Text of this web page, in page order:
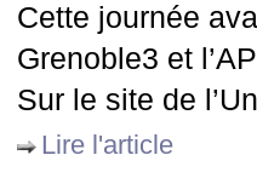
Cette journée
Grenoble3 et l’
Sur le site de
Lire l'article